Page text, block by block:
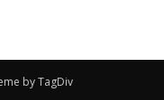
by TagDiv